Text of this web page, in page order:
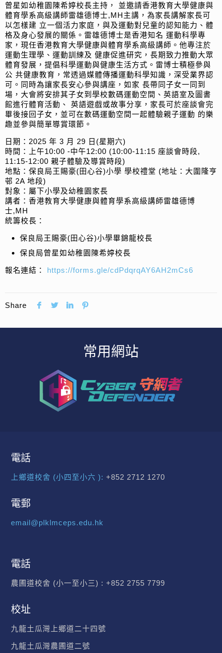
曾星如幼稚園陳希婷校長主持， 並邀請香港教育大學健康與
體育學系高級講師雷雄德博士,MH主講，為家長講解家長可
以怎樣建 立一個活力家庭，與及運動對兒童的認知能力、體
格及身心發展的關係。雷雄德博士是香港知名 運動科學專
家，現任香港教育大學健康與體育學系高級講師。他專注於
運動生理學、運動訓練及 健康促進研究，長期致力推動大眾
體育發展，提倡科學運動與健康生活方式。雷博士積極參與
公 共健康教育，常透過媒體傳播運動科學知識，深受業界認
可。同時為讓家長安心參與講座，如家 長帶同子女一同到
場，大會將安排其子女到學校數碼運動空間、英語室及圖書
館進行體育活動、 英語遊戲或故事分享，家長可於座談會完
畢後接回子女，並可在數碼運動空間一起體驗親子運動 的樂
趣並參與簡單導賞環節。
日期：2025 年 3 月 29 日(星期六)
時間：上午10:00 -中午12:00 (10:00-11:15 座談會時段,
11:15-12:00 親子體驗及導賞時段)
地點：保良局王賜豪(田心谷)小學 學校禮堂 (地址：大圍隆亨
邨 2A 地段)
對象：屬下小學及幼稚園家長
講者：香港教育大學健康與體育學系高級講師雷雄德博
士,MH
統籌校長：
保良局王賜豪(田心谷)小學畢錦龍校長
保良局曾星如幼稚園陳希婷校長
報名連結： https://forms.gle/cdPdqrqAY6AH2mCs6
Share
常用網站
電話
上鄉道校舍 (小四至小六 ): +852 2712 1270
電郵
email@plklmceps.edu.hk
電話
農圃道校舍 (小一至小三) : +852 2755 7799
校址
九龍土瓜灣上鄉道二十四號
九龍土瓜灣農圃道二號